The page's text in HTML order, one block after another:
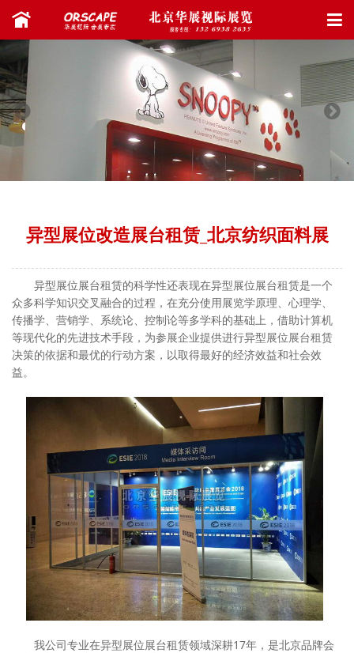
异型展位改造展台租赁_北京纺织面料展
异型展位展台租赁的科学性还表现在异型展位展台租赁是一个
众多科学知识交叉融合的过程，在充分使用展览学原理、心理学、
传播学、营销学、系统论、控制论等多学科的基础上，借助计算机
等现代化的先进技术手段，为参展企业提供进行异型展位展台租赁
决策的依据和最优的行动方案，以取得最好的经济效益和社会效
益。
我公司专业在异型展位展台租赁领域深耕17年，是北京品牌会